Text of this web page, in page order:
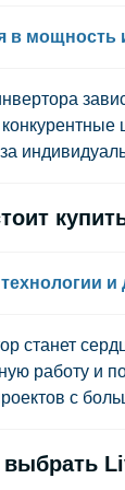
в мощность
и
станет
работу и
с